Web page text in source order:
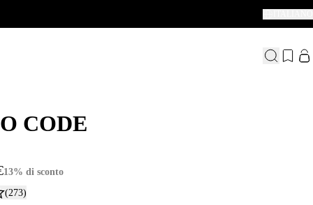
CODE
CODE
13% di sconto
(273)